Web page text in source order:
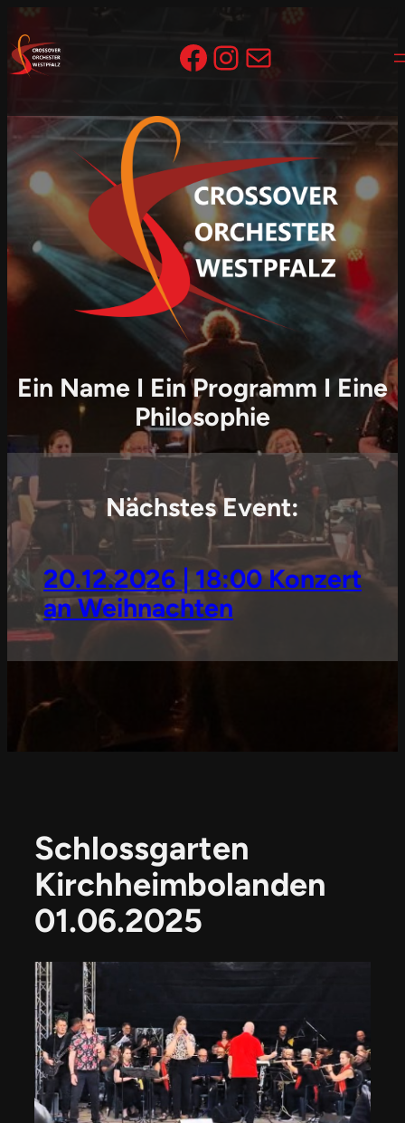
Zum
Inhalt
springen
Facebook
Instagram
E-Mail
Ein Name I Ein Programm I Eine
Philosophie
Nächstes Event:
20.12.2026 | 18:00 Konzert
an Weihnachten
Schlossgarten
Kirchheimbolanden
01.06.2025